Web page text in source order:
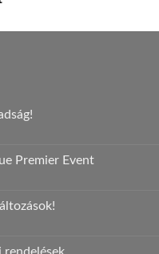
Premier Event